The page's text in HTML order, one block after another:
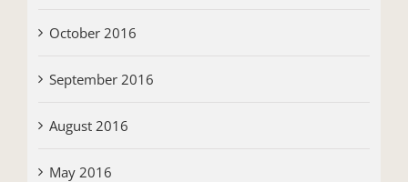
October 2016
September 2016
August 2016
May 2016